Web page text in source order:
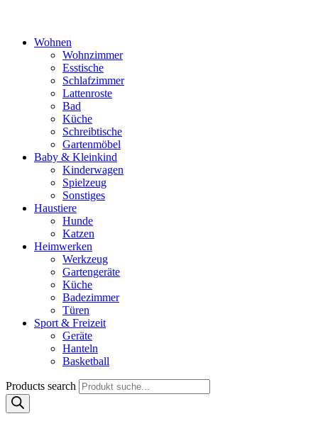
Wohnen
Wohnzimmer
Esstische
Schlafzimmer
Lattenroste
Bad
Küche
Schreibtische
Gartenmöbel
Baby & Kleinkind
Kinderwagen
Spielzeug
Sonstiges
Haustiere
Hunde
Katzen
Heimwerken
Werkzeug
Gartengeräte
Küche
Badezimmer
Türen
Sport & Freizeit
Geräte
Hanteln
Basketball
Products search